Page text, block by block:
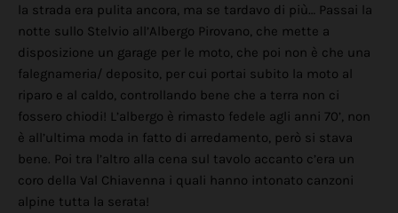
la strada era pulita ancora, ma se tardavo di più… Passai la
notte sullo Stelvio all’Albergo Pirovano, che mette a
disposizione un garage per le moto, che poi non è che una
falegnameria/ deposito, per cui portai subito la moto al
riparo e al caldo, controllando bene che a terra non ci
fossero chiodi! L’albergo è rimasto fedele agli anni 70’, non
è all’ultima moda in fatto di arredamento, però si stava
bene. Poi tra l’altro alla cena sul tavolo accanto c’era un
coro della Val Chiavenna i quali hanno intonato canzoni
alpine tutta la serata!